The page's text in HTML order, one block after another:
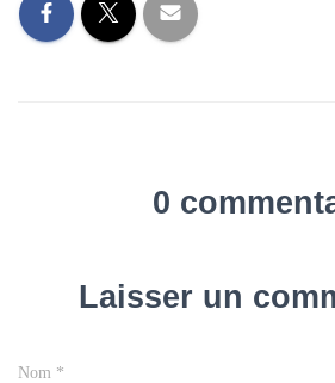
0
Laisser un
Nom *